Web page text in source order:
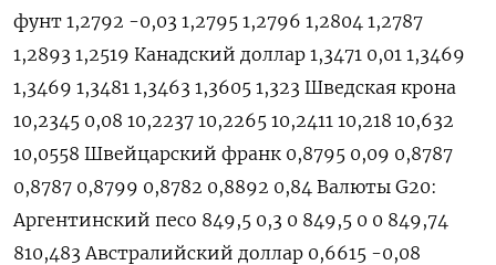
фунт 1,2792 -0,03 1,2795 1,2796 1,2804 1,2787
1,2893 1,2519 Канадский доллар 1,3471 0,01 1,3469
1,3469 1,3481 1,3463 1,3605 1,323 Шведская крона
10,2345 0,08 10,2237 10,2265 10,2411 10,218 10,632
10,0558 Швейцарский франк 0,8795 0,09 0,8787
0,8787 0,8799 0,8782 0,8892 0,84 Валюты G20:
Аргентинский песо 849,5 0,3 0 849,5 0 0 849,74
810,483 Австралийский доллар 0,6615 -0,08